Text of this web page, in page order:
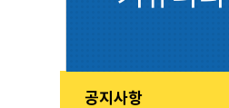
공지사항